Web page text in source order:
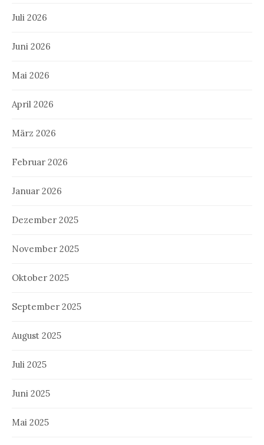
Juli 2026
Juni 2026
Mai 2026
April 2026
März 2026
Februar 2026
Januar 2026
Dezember 2025
November 2025
Oktober 2025
September 2025
August 2025
Juli 2025
Juni 2025
Mai 2025